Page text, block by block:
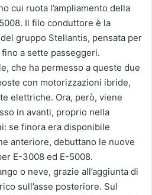
cui ruota l’ampliamento della
Il filo conduttore è la
gruppo Stellantis, pensata per
a sette passeggeri.
che ha permesso a queste due
con motorizzazioni ibride,
elettriche. Ora, però, viene
in avanti, proprio nella
se finora era disponibile
anteriore, debuttano le nuove
E-3008 ed E-5008.
o neve, grazie all’aggiunta di
sull’asse posteriore. Sul